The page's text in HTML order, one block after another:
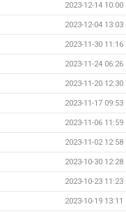
2023-12-14 10:00
2023-12-04 13:03
2023-11-30 11:16
2023-11-24 06:26
2023-11-20 12:30
2023-11-17 09:53
2023-11-06 11:59
2023-11-02 12:58
2023-10-30 12:28
2023-10-23 11:23
2023-10-19 13:11